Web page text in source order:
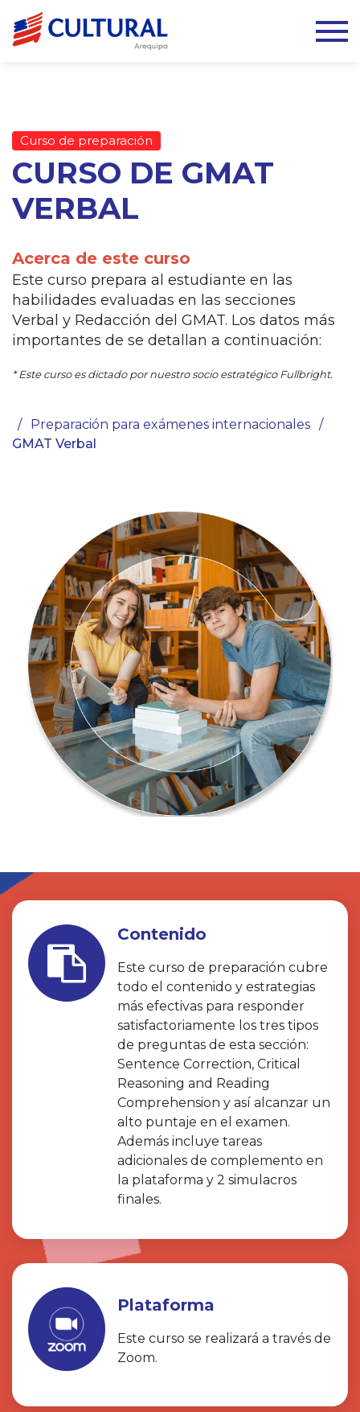
Curso de preparación
CURSO DE GMAT
VERBAL
Acerca de este curso
Este curso prepara al estudiante en las
habilidades evaluadas en las secciones
Verbal y Redacción del GMAT. Los datos más
importantes de se detallan a continuación:
* Este curso es dictado por nuestro socio estratégico Fullbright.
/ Preparación para exámenes internacionales /
GMAT Verbal
Contenido
Este curso de preparación cubre
todo el contenido y estrategias
más efectivas para responder
satisfactoriamente los tres tipos
de preguntas de esta sección:
Sentence Correction, Critical
Reasoning and Reading
Comprehension y así alcanzar un
alto puntaje en el examen.
Además incluye tareas
adicionales de complemento en
la plataforma y 2 simulacros
finales.
Plataforma
Este curso se realizará a través de
Zoom.